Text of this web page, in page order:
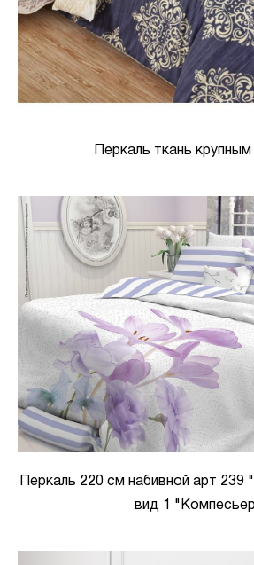
Перкаль ткань
Перкаль 220 см набивной арт 239
вид 1